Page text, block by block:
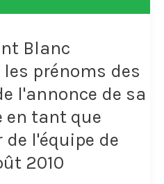
Blanc
prénoms des
l'annonce de sa
en tant que
l'équipe de
2010